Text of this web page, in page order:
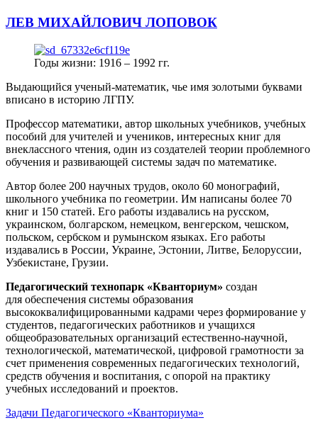
ЛЕВ МИХАЙЛОВИЧ ЛОПОВОК
Годы жизни: 1916 – 1992 гг.
Выдающийся ученый-математик, чье имя золотыми буквами
вписано в историю ЛГПУ.
Профессор математики, автор школьных учебников, учебных
пособий для учителей и учеников, интересных книг для
внеклассного чтения, один из создателей теории проблемного
обучения и развивающей системы задач по математике.
Автор более 200 научных трудов, около 60 монографий,
школьного учебника по геометрии. Им написаны более 70
книг и 150 статей. Его работы издавались на русском,
украинском, болгарском, немецком, венгерском, чешском,
польском, сербском и румынском языках. Его работы
издавались в России, Украине, Эстонии, Литве, Белоруссии,
Узбекистане, Грузии.
Педагогический технопарк «Кванториум» создан
для обеспечения системы образования
высококвалифицированными кадрами через формирование у
студентов, педагогических работников и учащихся
общеобразовательных организаций естественно-научной,
технологической, математической, цифровой грамотности за
счет применения современных педагогических технологий,
средств обучения и воспитания, с опорой на практику
учебных исследований и проектов.
Задачи Педагогического «Кванториума»